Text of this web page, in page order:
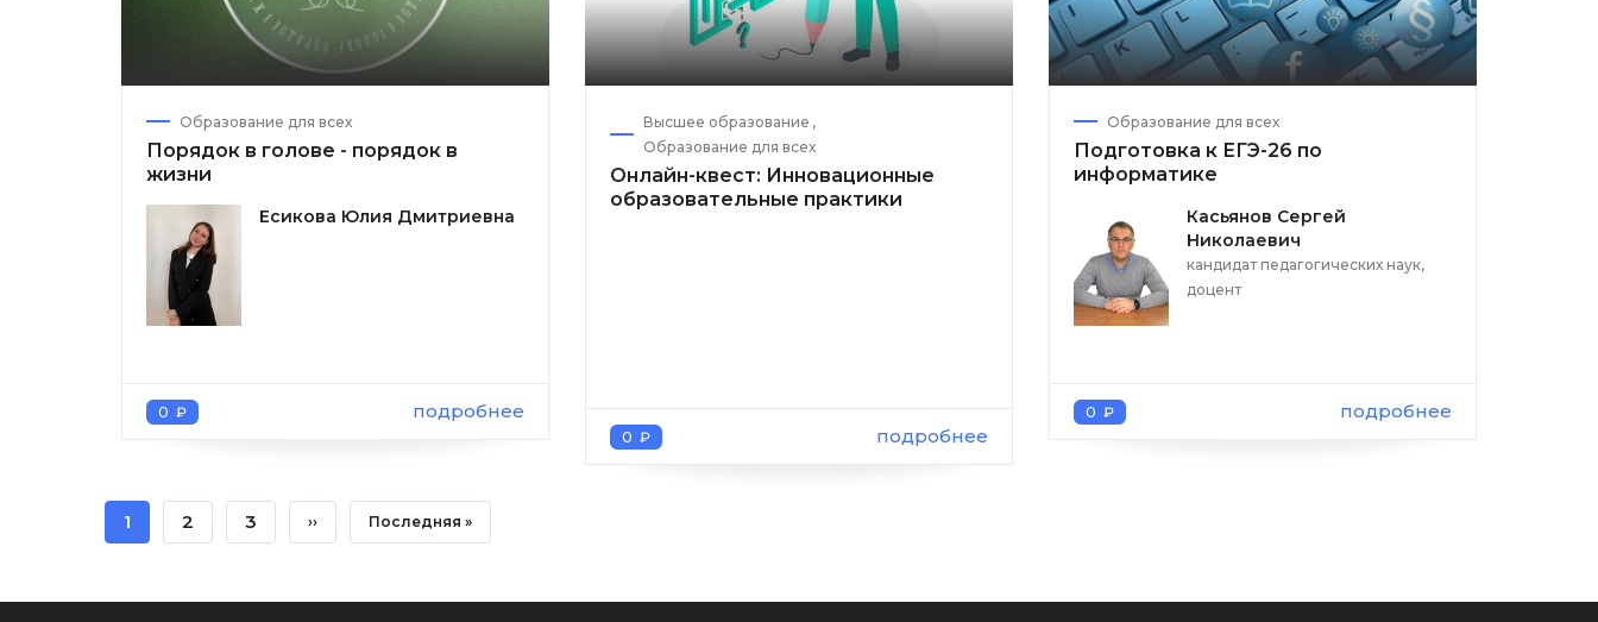
Образование для всех
Порядок в голове - порядок в
жизни
Есикова Юлия Дмитриевна
0 ₽ подробнее
Высшее образование
Образование для всех
Онлайн-квест: Инновационные
образовательные практики
0 ₽ подробнее
Образование для всех
Подготовка к ЕГЭ-26 по
информатике
Касьянов Сергей
Николаевич
кандидат педагогических наук,
доцент
0 ₽ подробнее
Нумерация
страниц
Текущая
1 Page
2 Page
3 Следующая
›› Последняя
Последняя »